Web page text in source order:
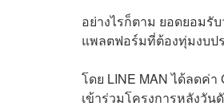
อย่างไรก็ตาม ยอดยอมรั
แพลตฟอร์มที่ต้องทุ่มงบป
โดย LINE MAN ได้ลดค่
เข้าร่วมโครงการหลังวัน